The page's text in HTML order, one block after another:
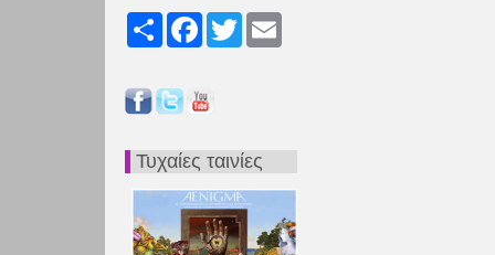
Share FacebookTwitter
Τυχαίες ταινίες